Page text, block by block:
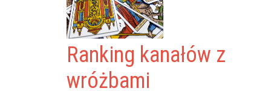
Ranking kanałów z
wróżbami